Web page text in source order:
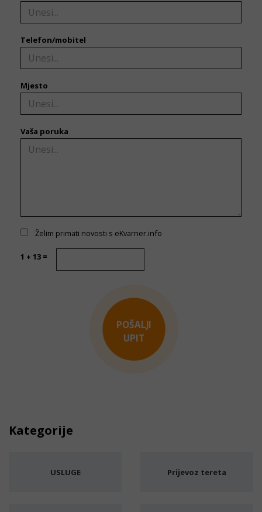
Telefon/mobitel
Mjesto
Vaša poruka
Želim primati novosti s eKvarner.info
1 + 13 =
POŠALJI
UPIT
Kategorije
USLUGE Prijevoz tereta